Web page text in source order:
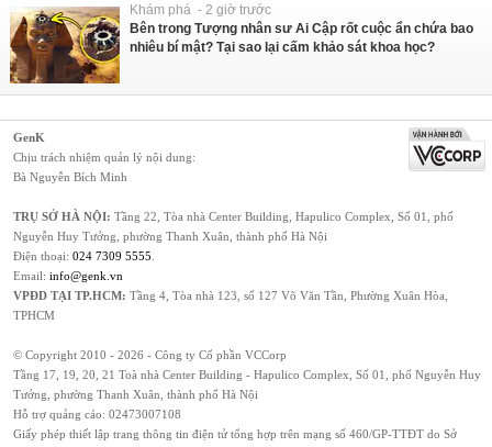
Khám phá - 2 giờ trước
Bên trong Tượng nhân sư Ai Cập rốt cuộc ẩn chứa bao
nhiêu bí mật? Tại sao lại cấm khảo sát khoa học?
GenK
Chịu trách nhiệm quản lý nội dung:
Bà Nguyễn Bích Minh
TRỤ SỞ HÀ NỘI: Tầng 22, Tòa nhà Center Building, Hapulico Complex, Số 01, phố
Nguyễn Huy Tưởng, phường Thanh Xuân, thành phố Hà Nội
Điện thoại: 024 7309 5555
Email: info@genk.vn
VPĐD TẠI TP.HCM: Tầng 4, Tòa nhà 123, số 127 Võ Văn Tần, Phường Xuân Hòa,
TPHCM
© Copyright 2010 - 2026 - Công ty Cổ phần VCCorp
Tầng 17, 19, 20, 21 Toà nhà Center Building - Hapulico Complex, Số 01, phố Nguyễn Huy
Tưởng, phường Thanh Xuân, thành phố Hà Nội
Hỗ trợ quảng cáo: 02473007108
Giấy phép thiết lập trang thông tin điện tử tổng hợp trên mạng số 460/GP-TTĐT do Sở